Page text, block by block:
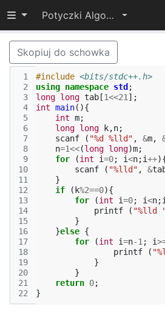
Przełącz widoczność menu
Potyczki Algorytmiczne 2016
Skopiuj do schowka
1
2
3
4
5
6
7
8
9
10
11
12
13
14
15
16
17
18
19
20
21
22
#include <bits/stdc++.h>
using namespace std ;
long long tab [1<<21 ];
int main(){
int m;
long long k,n;
scanf
( "%d %lld" , &m,
n=1<<(long long)m;
for
(int i=0; i<n;i++
scanf
( "%lld" , &
}
if
( k%2==0){
for
(int i=0; i<n;i
printf
( "%lld
}
}else {
for
(int i=n-1 ; i
printf
(
}
}
return 0;
}